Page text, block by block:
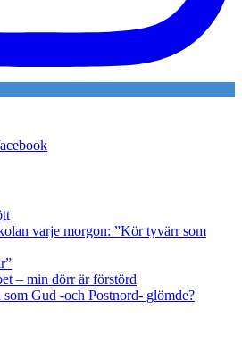
varje morgon: ”Kör tyvärr som
– min dörr är förstörd
Gud -och Postnord- glömde?